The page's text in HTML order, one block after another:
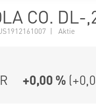
CO. DL-
| Aktie
+0,00 % (